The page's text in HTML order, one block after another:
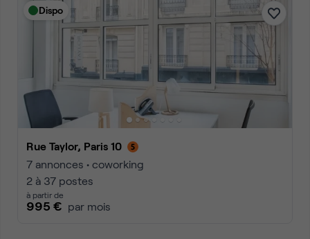
Dispo
Rue Taylor, Paris 10
7 annonces • coworking
2 à 37 postes
à partir de
995 € par mois